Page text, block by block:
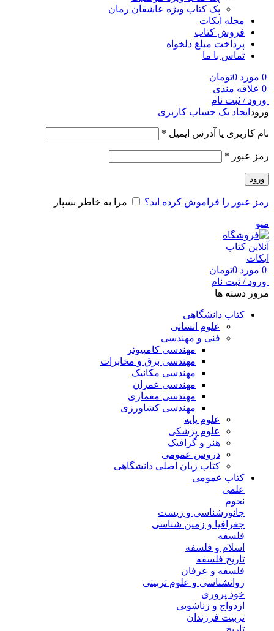
پک کتاب ویژه عاشقان رمان
مجله ایکات
فروش کتاب
پرداخت مبلغ دلخواه
تماس با ما
0 مورد 0تومان
0 علاقه مندی
ورود / ثبت نام
ورود ایجاد یک حساب کاربری
نام کاربری یا آدرس ایمیل *
رمز عبور *
ورود
رمز عبور را فراموش کرده اید؟ مرا به خاطر بسپار
منو
0 مورد 0تومان
ورود / ثبت نام
مرور دسته ها
کتاب دانشگاهی
علوم انسانی
فنی و مهندسی
مهندسی کامپیوتر
مهندسی برق و مخابرات
مهندسی مکانیک
مهندسی عمران
مهندسی معماری
مهندسی کشاورزی
علوم پایه
علوم پزشکی
هنر و گرافیک
دروس عمومی
کتاب زبان اصلی دانشگاهی
کتاب عمومی
علمی
نجوم
جانورشناسی و زیست
جغرافیا و زمین شناسی
فلسفه
اسلام و فلسفه
تاریخ فلسفه
فلسفه و عرفان
روانشناسی و علوم تربیتی
خود پروری
ازدواج و زناشویی
تربیت فرزندان
تاریخ